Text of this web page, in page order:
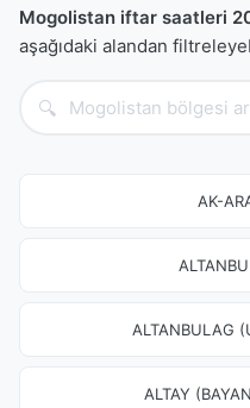
Mogolistan iftar saatleri
aşağıdaki alandan
🔍
AK-
ALTANBULAG
ALTAY